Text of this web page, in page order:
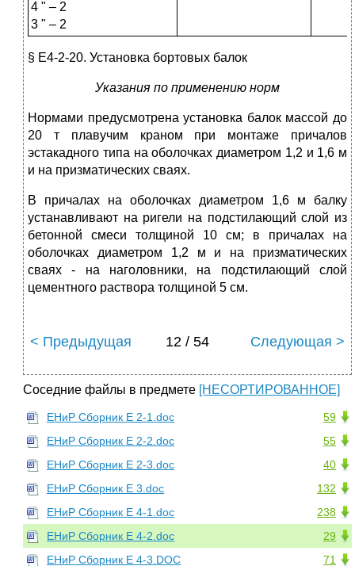
4 " – 2
3 " – 2
§ Е4-2-20. Установка бортовых балок
Указания по применению норм
Нормами предусмотрена установка балок массой до
20 т плавучим краном при монтаже причалов
эстакадного типа на оболочках диаметром 1,2 и 1,6 м
и на призматических сваях.
В причалах на оболочках диаметром 1,6 м балку
устанавливают на ригели на подстилающий слой из
бетонной смеси толщиной 10 см; в причалах на
оболочках диаметром 1,2 м и на призматических
сваях - на наголовники, на подстилающий слой
цементного раствора толщиной 5 см.
< Предыдущая 12 / 54 Следующая >
Соседние файлы в предмете [НЕСОРТИРОВАННОЕ]
59
ЕНиР Сборник Е 2-1.doc
55
ЕНиР Сборник Е 2-2.doc
40
ЕНиР Сборник Е 2-3.doc
132
ЕНиР Сборник Е 3.doc
238
ЕНиР Сборник Е 4-1.doc
29
ЕНиР Сборник Е 4-2.doc
71
ЕНиР Сборник Е 4-3.DOC